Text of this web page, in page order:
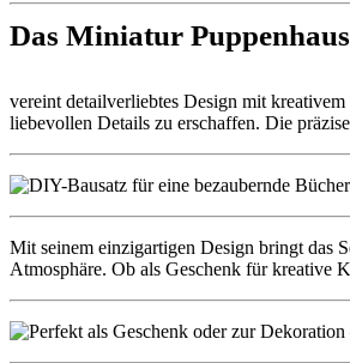
Das Miniatur
vereint detailverliebtes Design mit
liebevollen Details zu erschaffen. Die
Mit seinem einzigartigen Design bringt das
Atmosphäre. Ob als Geschenk für kreative